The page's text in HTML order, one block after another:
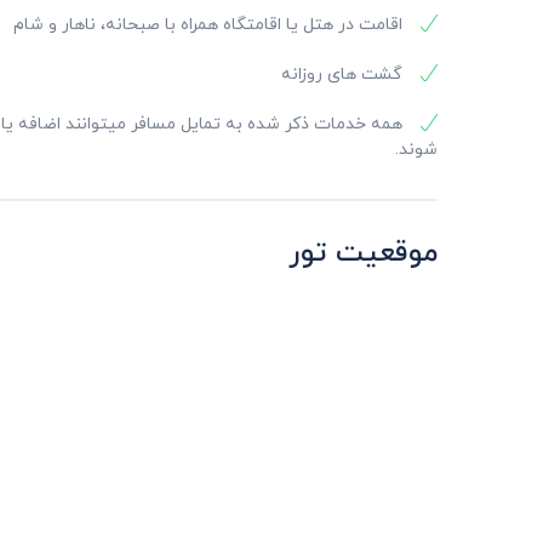
اقامت در هتل یا اقامتگاه همراه با صبحانه، ناهار و شام
گشت های روزانه
همه خدمات ذکر شده به تمایل مسافر میتوانند اضافه
شوند.
موقعیت تور